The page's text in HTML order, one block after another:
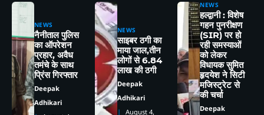
NEWS
नैनीताल पुलिस
का ऑपरेशन
प्रहार, अवैध
तमंचे के साथ
प्रिंस गिरफ्तार
Deepak
Adhikari
NEWS
साइबर ठगी का
माया जाल,तीन
लोगों से 6.84
लाख की ठगी
Deepak
Adhikari
August 4,
NEWS
हल्द्वानी : विशेष
गहन पुनरीक्षण
(SIR) पर हो
रही समस्याओं
को लेकर
विधायक सुमित
हृदयेश ने सिटी
मजिस्ट्रेट से
की चर्चा
Deepak
2
लालकुआं- यहाँ पानी की टँकी से निकला सांपो
का जखीरा, मचा हड़कंप।
Deepak Adhikari